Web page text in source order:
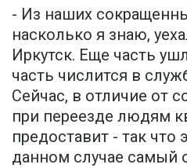
- Из наших
насколько я знаю,
Иркутск. Еще часть
часть числится в
Сейчас, в отличие от
при переезде людям
предоставит - так что
данном случае самый